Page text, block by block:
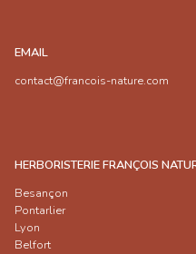
EMAIL
contact@francois-nature.com
HERBORISTERIE FRANÇOIS
Besançon
Pontarlier
Lyon
Belfort